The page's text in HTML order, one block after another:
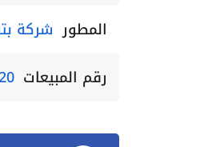
المطور شركة
رقم المبيعات